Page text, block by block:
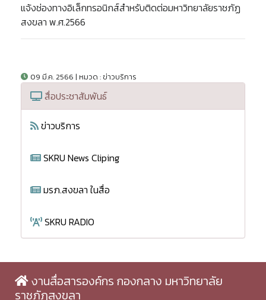
แจ้งช่องทางอิเล็กทรอนิกส์สำหรับติดต่อมหาวิทยาลัยราชภัฏ
สงขลา พ.ศ.2566
09 มี.ค. 2566 | หมวด : ข่าวบริการ
สื่อประชาสัมพันธ์
ข่าวบริการ
SKRU News Cliping
มรภ.สงขลา ในสื่อ
SKRU RADIO
งานสื่อสารองค์กร กองกลาง มหาวิทยาลัย
ราชภัฏสงขลา